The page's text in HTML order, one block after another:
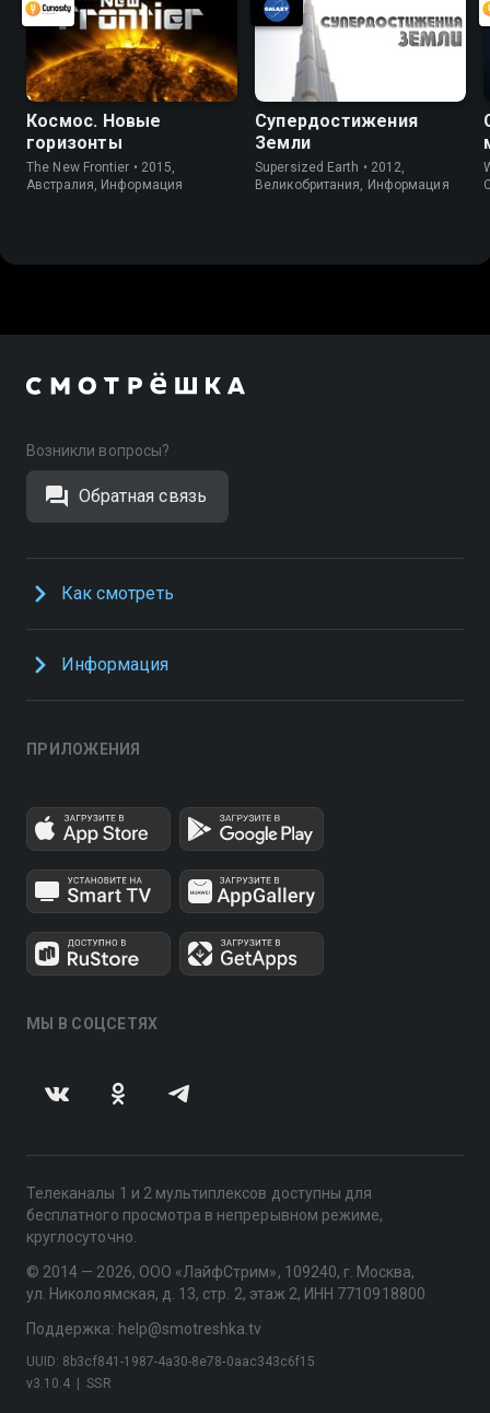
Космос. Новые
горизонты
The New Frontier • 2015,
Австралия, Информация
Супердостижения
Земли
Supersized Earth • 2012,
Великобритания, Информация
Возникли вопросы?
Обратная связь
Как смотреть
Информация
ПРИЛОЖЕНИЯ
МЫ В СОЦСЕТЯХ
Телеканалы 1 и 2 мультиплексов доступны для
бесплатного просмотра в непрерывном режиме,
круглосуточно.
© 2014 — 2026, ООО «ЛайфСтрим», 109240, г. Москва,
ул. Николоямская, д. 13, стр. 2, этаж 2, ИНН 7710918800
Поддержка: help@smotreshka.tv
v3.10.4 SSR
UUID: 8b3cf841-1987-4a30-8e78-0aac343c6f15